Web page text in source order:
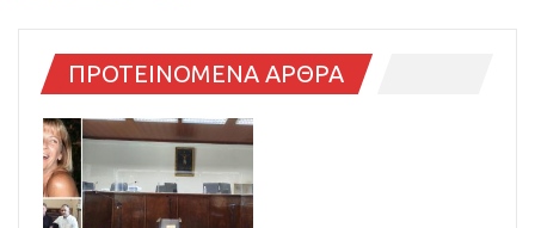
ΠΡΟΤΕΙΝΟΜΕΝΑ ΑΡΘΡΑ